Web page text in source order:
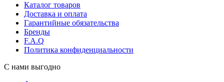
Каталог товаров
Доставка и оплата
Гарантийные обязательства
Бренды
F.A.Q
Политика конфиденциальности
С нами выгодно